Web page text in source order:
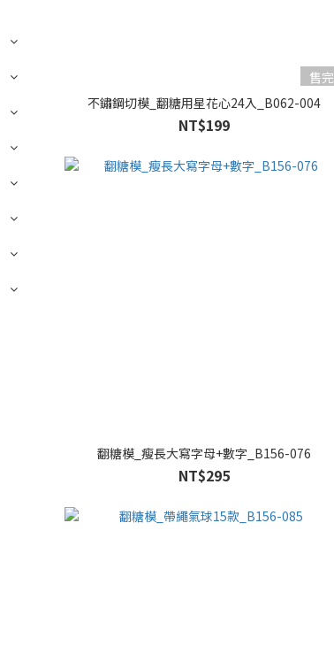
售完
不鏽鋼切模_翻糖用星花心24入_B062-004
NT$199
翻糖模_瘦長大寫字母+數字_B156-076
NT$295